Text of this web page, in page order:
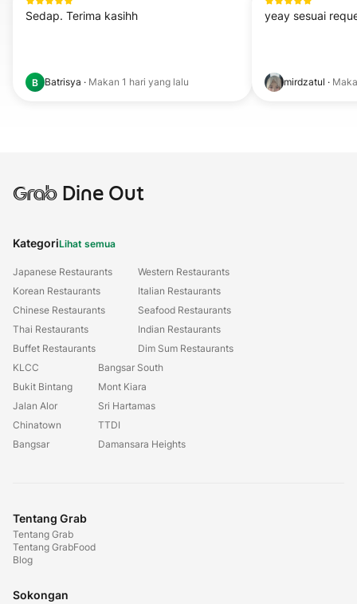
Sedap. Terima kasihh
B Batrisya · Makan 1 hari yang lalu
yeay sesuai
mirdzatul ·
GrabDine Out
KategoriLihat semua
Japanese Restaurants
Korean Restaurants
Chinese Restaurants
Thai Restaurants
Buffet Restaurants
Western Restaurants
Italian Restaurants
Seafood Restaurants
Indian Restaurants
Dim Sum Restaurants
KLCC
Bukit Bintang
Jalan Alor
Chinatown
Bangsar
Bangsar South
Mont Kiara
Sri Hartamas
TTDI
Damansara Heights
Tentang Grab
Tentang Grab
Tentang GrabFood
Blog
Sokongan